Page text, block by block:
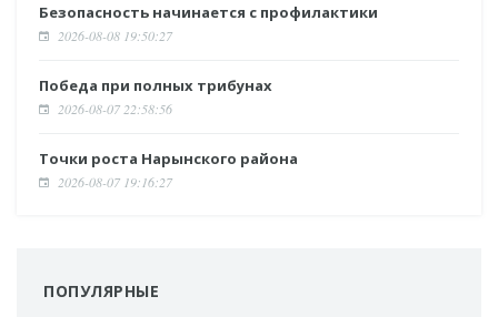
Безопасность начинается с профилактики
2026-08-08 19:50:27
Победа при полных трибунах
2026-08-07 22:58:56
Точки роста Нарынского района
2026-08-07 19:16:27
ПОПУЛЯРНЫЕ